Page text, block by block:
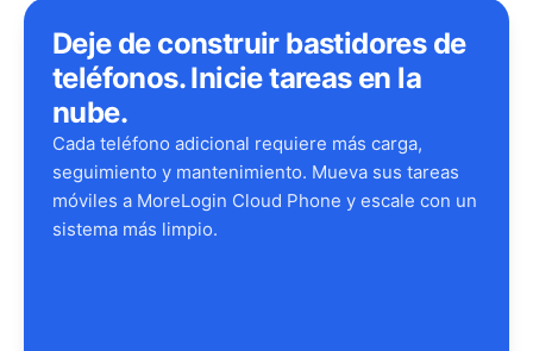
Deje de construir bastidores de
teléfonos. Inicie tareas en la
nube.
Cada teléfono adicional requiere más carga,
seguimiento y mantenimiento. Mueva sus tareas
móviles a MoreLogin Cloud Phone y escale con un
sistema más limpio.